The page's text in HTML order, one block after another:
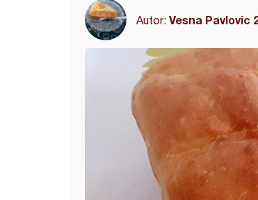
Autor: Vesna Pavlovic